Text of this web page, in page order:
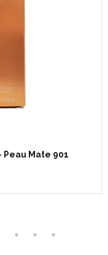
Mate 901